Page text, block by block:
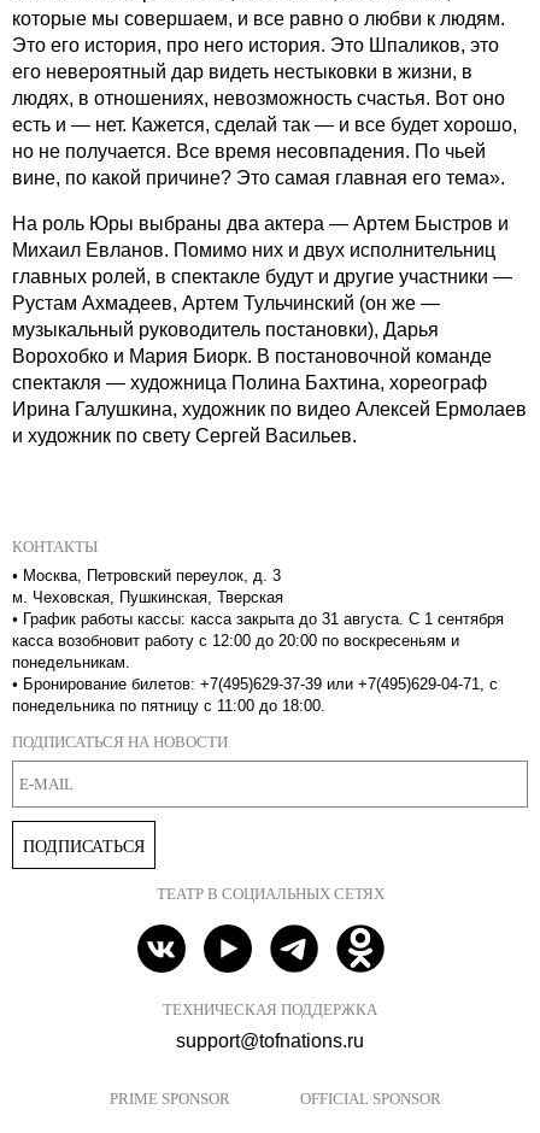
которые мы совершаем, и все равно о любви к людям.
Это его история, про него история. Это Шпаликов, это
его невероятный дар видеть нестыковки в жизни, в
людях, в отношениях, невозможность счастья. Вот оно
есть и — нет. Кажется, сделай так — и все будет хорошо,
но не получается. Все время несовпадения. По чьей
вине, по какой причине? Это самая главная его тема».
На роль Юры выбраны два актера — Артем Быстров и
Михаил Евланов. Помимо них и двух исполнительниц
главных ролей, в спектакле будут и другие участники —
Рустам Ахмадеев, Артем Тульчинский (он же —
музыкальный руководитель постановки), Дарья
Ворохобко и Мария Биорк. В постановочной команде
спектакля — художница Полина Бахтина, хореограф
Ирина Галушкина, художник по видео Алексей Ермолаев
и художник по свету Сергей Васильев.
КОНТАКТЫ
• Москва, Петровский переулок, д. 3
м. Чеховская, Пушкинская, Тверская
• График работы кассы: касса закрыта до 31 августа. С 1 сентября
касса возобновит работу с 12:00 до 20:00 по воскресеньям и
понедельникам.
• Бронирование билетов: +7(495)629-37-39 или +7(495)629-04-71, с
понедельника по пятницу с 11:00 до 18:00.
ПОДПИСАТЬСЯ НА НОВОСТИ
ПОДПИСАТЬСЯ
ТЕАТР В СОЦИАЛЬНЫХ СЕТЯХ
ТЕХНИЧЕСКАЯ ПОДДЕРЖКА
support@tofnations.ru
PRIME SPONSOR OFFICIAL SPONSOR